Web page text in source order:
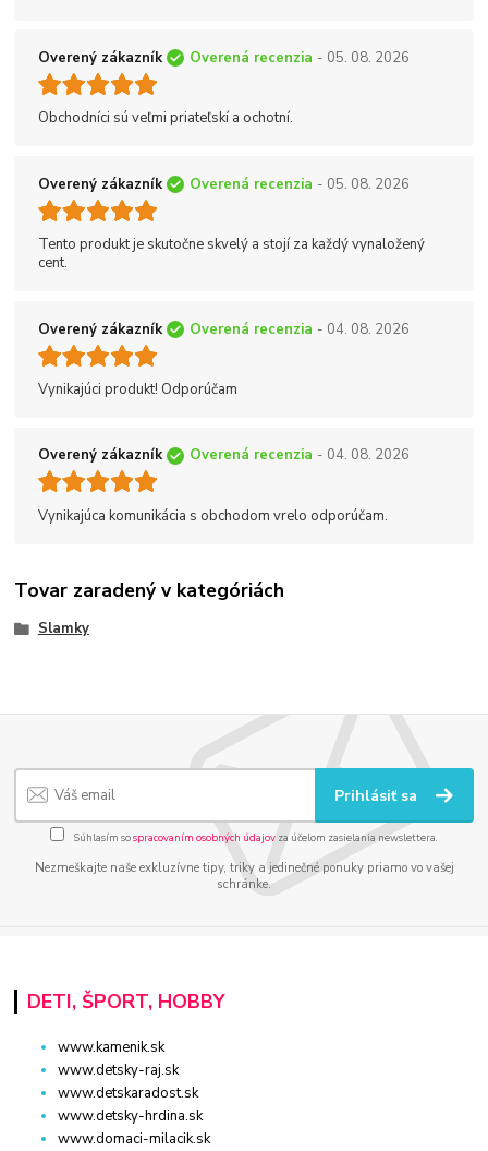
Overený zákazník Overená recenzia - 05. 08. 2026
Obchodníci sú veľmi priateľskí a ochotní.
Overený zákazník Overená recenzia - 05. 08. 2026
Tento produkt je skutočne skvelý a stojí za každý vynaložený
cent.
Overený zákazník Overená recenzia - 04. 08. 2026
Vynikajúci produkt! Odporúčam
Overený zákazník Overená recenzia - 04. 08. 2026
Vynikajúca komunikácia s obchodom vrelo odporúčam.
Tovar zaradený v kategóriách
Slamky
Prihlásiť sa
Súhlasím sospracovaním osobných údajov za účelom zasielania newslettera.
Nezmeškajte naše exkluzívne tipy, triky a jedinečné ponuky priamo vo vašej
schránke.
DETI, ŠPORT, HOBBY
www.kamenik.sk
www.detsky-raj.sk
www.detskaradost.sk
www.detsky-hrdina.sk
www.domaci-milacik.sk